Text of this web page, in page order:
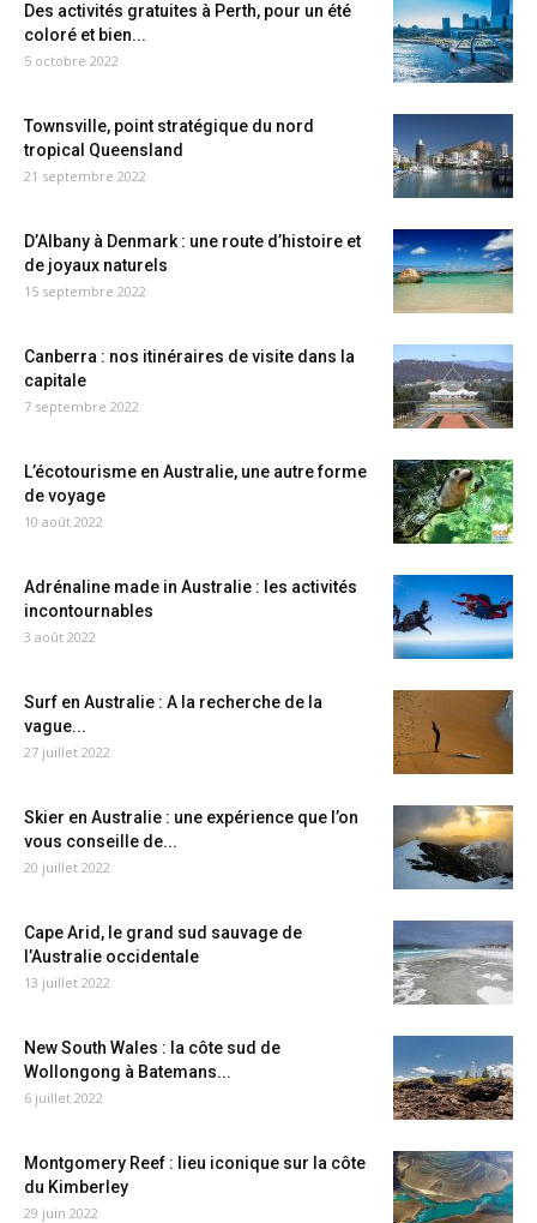
Des activités gratuites à Perth, pour un été
coloré et bien...
5 octobre 2022
Townsville, point stratégique du nord
tropical Queensland
21 septembre 2022
D’Albany à Denmark : une route d’histoire et
de joyaux naturels
15 septembre 2022
Canberra : nos itinéraires de visite dans la
capitale
7 septembre 2022
L’écotourisme en Australie, une autre forme
de voyage
10 août 2022
Adrénaline made in Australie : les activités
incontournables
3 août 2022
Surf en Australie : A la recherche de la
vague...
27 juillet 2022
Skier en Australie : une expérience que l’on
vous conseille de...
20 juillet 2022
Cape Arid, le grand sud sauvage de
l’Australie occidentale
13 juillet 2022
New South Wales : la côte sud de
Wollongong à Batemans...
6 juillet 2022
Montgomery Reef : lieu iconique sur la côte
du Kimberley
29 juin 2022